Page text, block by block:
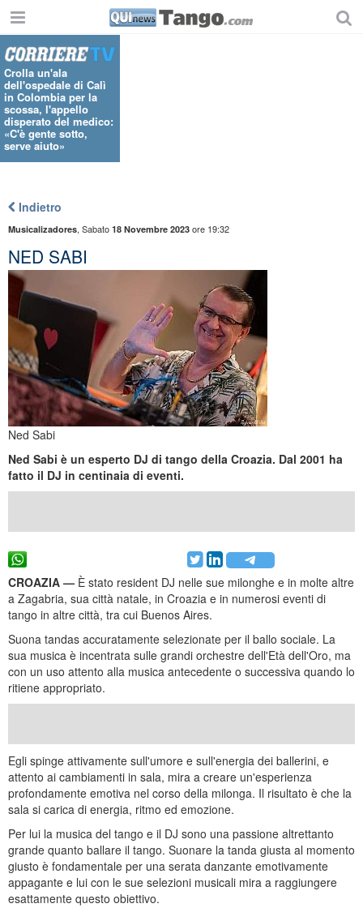
Crolla un'ala
dell'ospedale di Calì
in Colombia per la
scossa, l'appello
disperato del medico:
«C'è gente sotto,
serve aiuto»
Indietro
Musicalizadores, Sabato 18 Novembre 2023ore 19:32
​NED SABI
Ned Sabi
Ned Sabi è un esperto DJ di tango della Croazia. Dal 2001 ha
fatto il DJ in centinaia di eventi.
CROAZIA — È stato resident DJ nelle sue milonghe e in molte altre
a Zagabria, sua città natale, in Croazia e in numerosi eventi di
tango in altre città, tra cui Buenos Aires.
Suona tandas accuratamente selezionate per il ballo sociale. La
sua musica è incentrata sulle grandi orchestre dell'Età dell'Oro, ma
con un uso attento alla musica antecedente o successiva quando lo
ritiene appropriato.
Egli spinge attivamente sull'umore e sull'energia dei ballerini, e
attento ai cambiamenti in sala, mira a creare un'esperienza
profondamente emotiva nel corso della milonga. Il risultato è che la
sala si carica di energia, ritmo ed emozione.
Per lui la musica del tango e il DJ sono una passione altrettanto
grande quanto ballare il tango. Suonare la tanda giusta al momento
giusto è fondamentale per una serata danzante emotivamente
appagante e lui con le sue selezioni musicali mira a raggiungere
esattamente questo obiettivo.